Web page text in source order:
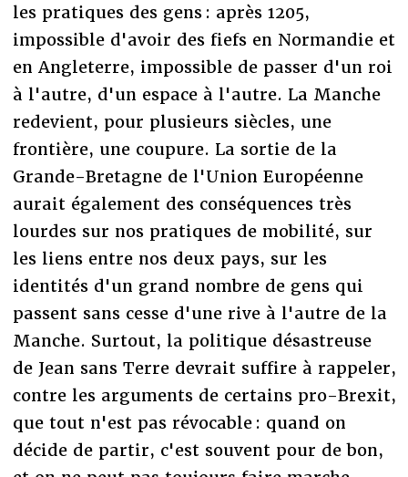
les pratiques des gens : après 1205,
impossible d'avoir des fiefs en Normandie et
en Angleterre, impossible de passer d'un roi
à l'autre, d'un espace à l'autre. La Manche
redevient, pour plusieurs siècles, une
frontière, une coupure. La sortie de la
Grande-Bretagne de l'Union Européenne
aurait également des conséquences très
lourdes sur nos pratiques de mobilité, sur
les liens entre nos deux pays, sur les
identités d'un grand nombre de gens qui
passent sans cesse d'une rive à l'autre de la
Manche. Surtout, la politique désastreuse
de Jean sans Terre devrait suffire à rappeler,
contre les arguments de certains pro-Brexit,
que tout n'est pas révocable : quand on
décide de partir, c'est souvent pour de bon,